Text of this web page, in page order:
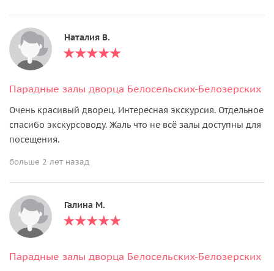
Наталия В.
Парадные залы дворца Белосельских-Белозерских
Очень красивый дворец. Интересная экскурсия. Отдельное
спасибо экскурсоводу. Жаль что не всё залы доступны для
посещения.
больше 2 лет назад
Галина М.
Парадные залы дворца Белосельских-Белозерских